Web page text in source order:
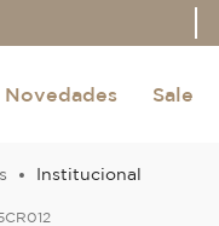
Novedades Sale
Institucional